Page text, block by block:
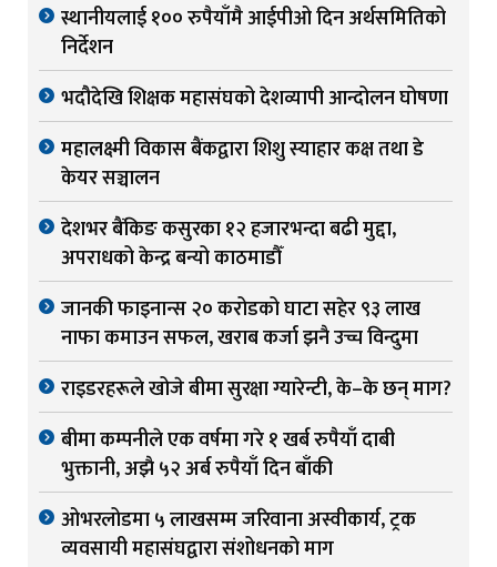
स्थानीयलाई १०० रुपैयाँमै आईपीओ दिन अर्थसमितिको
निर्देशन
भदौदेखि शिक्षक महासंघको देशव्यापी आन्दोलन घोषणा
महालक्ष्मी विकास बैंकद्वारा शिशु स्याहार कक्ष तथा डे
केयर सञ्चालन
देशभर बैंकिङ कसुरका १२ हजारभन्दा बढी मुद्दा,
अपराधको केन्द्र बन्यो काठमाडौँ
जानकी फाइनान्स २० करोडको घाटा सहेर ९३ लाख
नाफा कमाउन सफल, खराब कर्जा झनै उच्च विन्दुमा
राइडरहरूले खोजे बीमा सुरक्षा ग्यारेन्टी, के–के छन् माग?
बीमा कम्पनीले एक वर्षमा गरे १ खर्ब रुपैयाँ दाबी
भुक्तानी, अझै ५२ अर्ब रुपैयाँ दिन बाँकी
ओभरलोडमा ५ लाखसम्म जरिवाना अस्वीकार्य, ट्रक
व्यवसायी महासंघद्वारा संशोधनको माग